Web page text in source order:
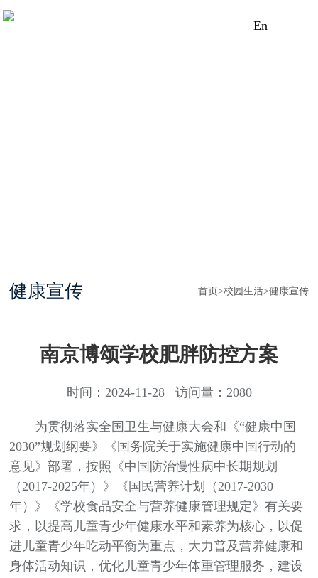
En
首页>校园生活>健康宣传
健康宣传
南京博颂学校肥胖防控方案
时间：2024-11-28 访问量：2080
为贯彻落实全国卫生与健康大会和《“健康中国
2030”规划纲要》《国务院关于实施健康中国行动的
意见》部署，按照《中国防治慢性病中长期规划
（2017-2025年）》《国民营养计划（2017-2030
年）》《学校食品安全与营养健康管理规定》有关要
求，以提高儿童青少年健康水平和素养为核心，以促
进儿童青少年吃动平衡为重点，大力普及营养健康和
身体活动知识，优化儿童青少年体重管理服务，建设